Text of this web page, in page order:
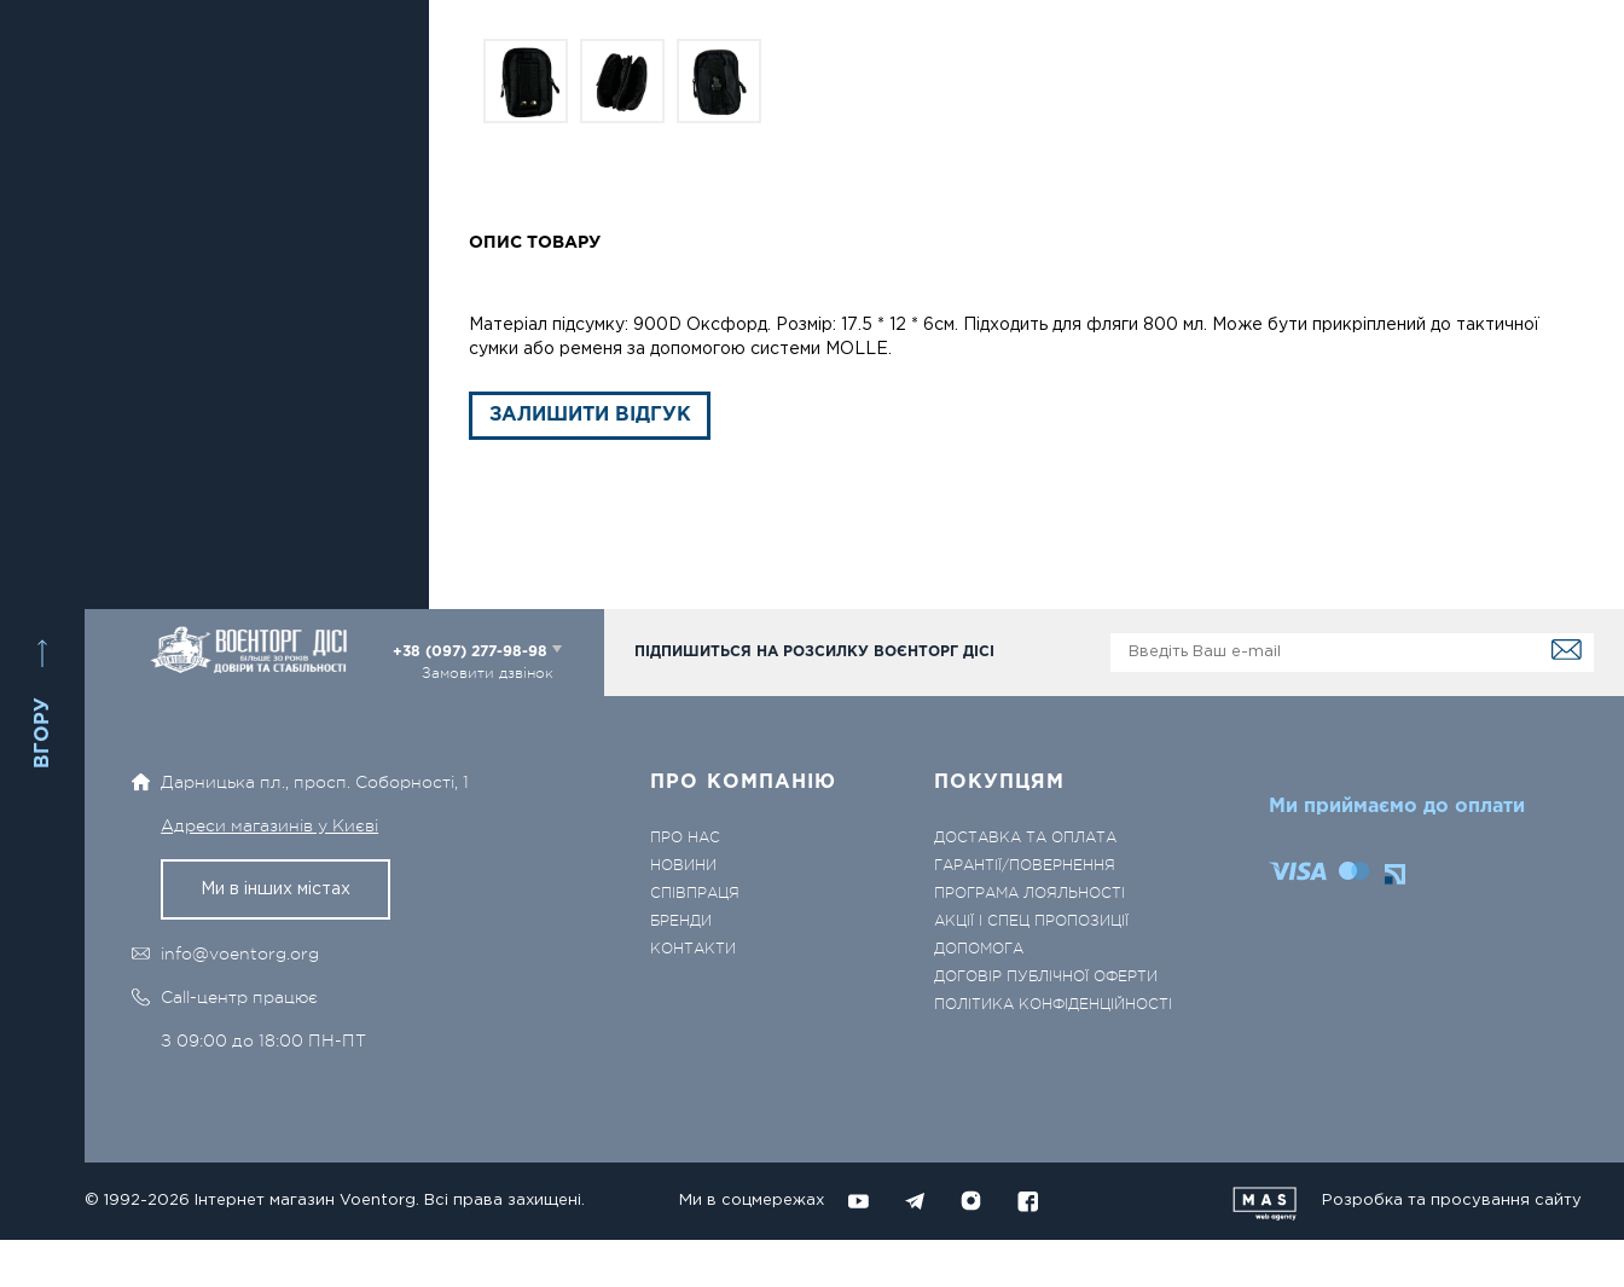
ОПИС ТОВАРУ
Матеріал підсумку: 900D Оксфорд. Розмір: 17.5 * 12 * 6см. Підходить для фляги 800 мл. Може бути прикріплений до тактичної
сумки або ременя за допомогою системи MOLLE.
ЗАЛИШИТИ ВІДГУК
ВГОРУ
+38 (097) 277-98-98
Замовити дзвінок
ПІДПИШИТЬСЯ НА РОЗСИЛКУ ВОЄНТОРГ ДІСІ
Дарницька пл., просп. Соборності, 1
Адреси магазинів у Києві
Ми в інших містах
info@voentorg.org
Call-центр працює
З 09:00 до 18:00 ПН-ПТ
ПРО КОМПАНІЮ
ПРО НАС
НОВИНИ
СПІВПРАЦЯ
БРЕНДИ
КОНТАКТИ
ПОКУПЦЯМ
ДОСТАВКА ТА ОПЛАТА
ГАРАНТІЇ/ПОВЕРНЕННЯ
ПРОГРАМА ЛОЯЛЬНОСТІ
АКЦІЇ І СПЕЦ ПРОПОЗИЦІЇ
ДОПОМОГА
ДОГОВІР ПУБЛІЧНОЇ ОФЕРТИ
ПОЛІТИКА КОНФІДЕНЦІЙНОСТІ
Ми приймаємо до оплати
© 1992-2026 Інтернет магазин Voentorg. Всі права захищені. Ми в соцмережах Розробка та просування сайту